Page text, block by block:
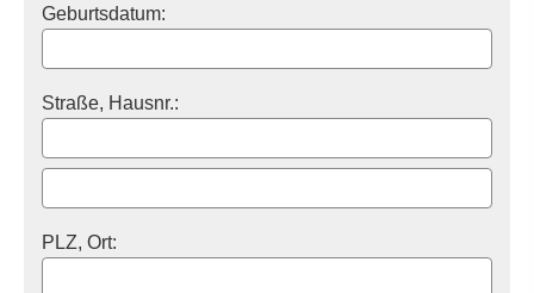
Geburts­datum:
Straße, Hausnr.:
PLZ, Ort: